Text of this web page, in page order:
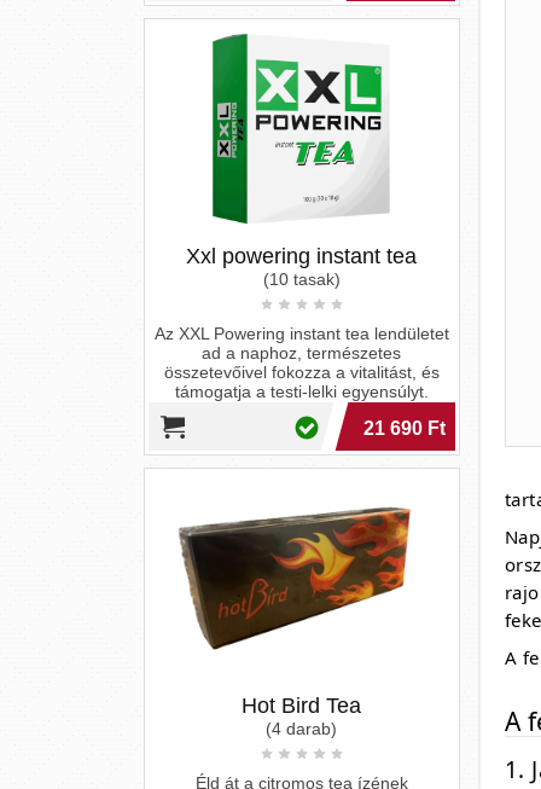
Xxl powering instant tea
(10 tasak)
Az XXL Powering instant tea lendületet
összetevőivel fokozza a vitalitást, és
támogatja a testi-lelki egyensúlyt.
21 690 Ft
Hot Bird Tea
(4 darab)
Éld át a citromos tea ízének
frissességét, miközben az étrend-
kiegészítő jótékony hatásaival
élményt nyújt!
A
A
1.